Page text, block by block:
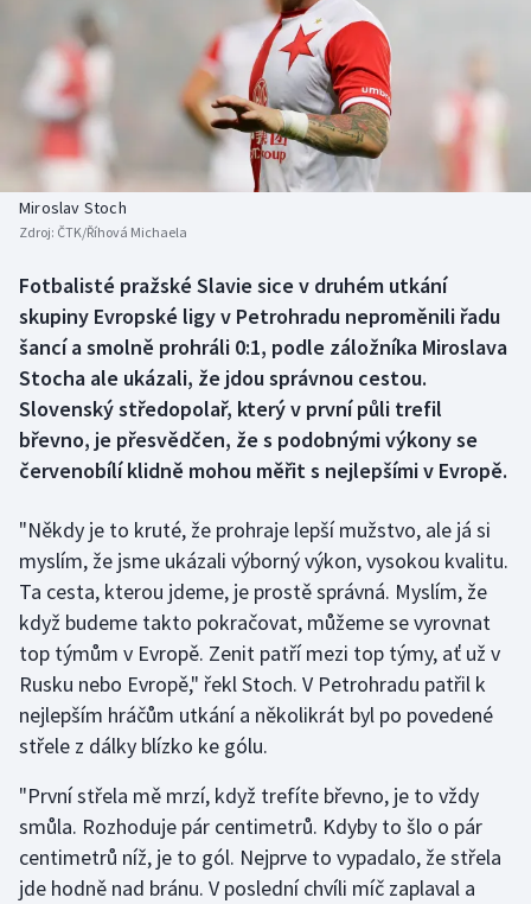
Americký fotbal
Baseball a softbal
Biatlon
Box
Curling
Dostihy
Futsal
Golf
Gymnastika
Házená
Judo
Krasobruslení
NEPŘEHLÉDNĚTE
Soutěže
Aplikace ČT sport
Miroslav Stoch
Zdroj: ČTK/Říhová Michaela
Fotbalisté pražské Slavie sice v druhém utkání
skupiny Evropské ligy v Petrohradu neproměnili řadu
šancí a smolně prohráli 0:1, podle záložníka Miroslava
Stocha ale ukázali, že jdou správnou cestou.
Slovenský středopolař, který v první půli trefil
břevno, je přesvědčen, že s podobnými výkony se
červenobílí klidně mohou měřit s nejlepšími v Evropě.
"Někdy je to kruté, že prohraje lepší mužstvo, ale já si
myslím, že jsme ukázali výborný výkon, vysokou kvalitu.
Ta cesta, kterou jdeme, je prostě správná. Myslím, že
když budeme takto pokračovat, můžeme se vyrovnat
top týmům v Evropě. Zenit patří mezi top týmy, ať už v
Rusku nebo Evropě," řekl Stoch. V Petrohradu patřil k
nejlepším hráčům utkání a několikrát byl po povedené
střele z dálky blízko ke gólu.
"První střela mě mrzí, když trefíte břevno, je to vždy
smůla. Rozhoduje pár centimetrů. Kdyby to šlo o pár
centimetrů níž, je to gól. Nejprve to vypadalo, že střela
jde hodně nad bránu. V poslední chvíli míč zaplaval a